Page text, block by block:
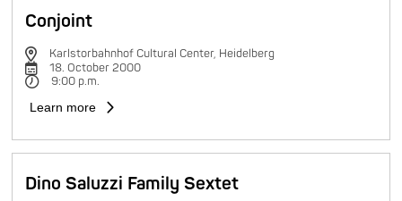
Conjoint
Karlstorbahnhof Cultural Center, Heidelberg
18. October 2000
9:00 p.m.
Learn more
Dino Saluzzi Family Sextet